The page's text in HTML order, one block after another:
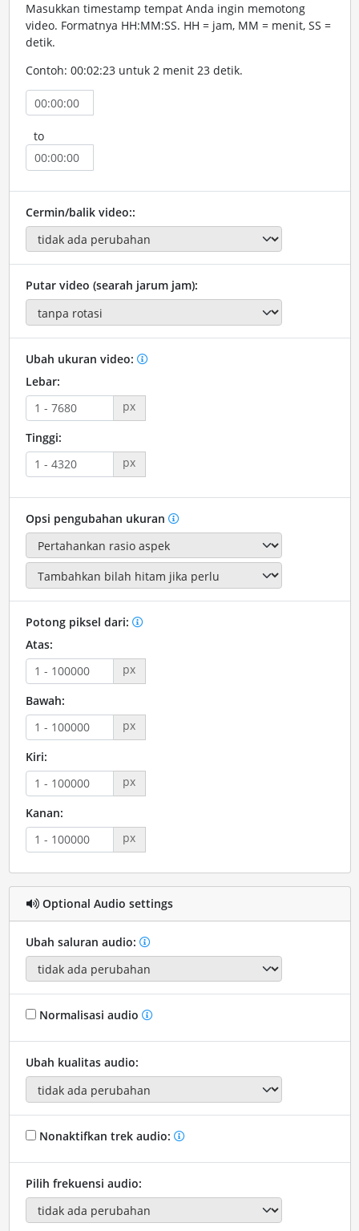
Masukkan timestamp tempat Anda ingin memotong
video. Formatnya HH:MM:SS. HH = jam, MM = menit, SS =
detik.
Contoh: 00:02:23 untuk 2 menit 23 detik.
to
Cermin/balik video::
Putar video (searah jarum jam):
Ubah ukuran video:
Lebar:
px
Tinggi:
px
Opsi pengubahan ukuran
Potong piksel dari:
Atas:
px
Bawah:
px
Kiri:
px
Kanan:
px
Optional Audio settings
Ubah saluran audio:
Normalisasi audio
Ubah kualitas audio:
Nonaktifkan trek audio:
Pilih frekuensi audio: